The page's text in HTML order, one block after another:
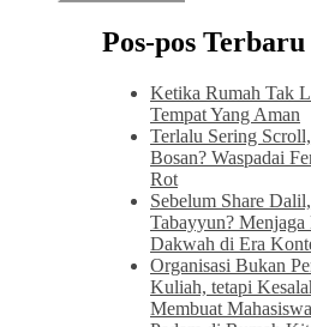
Pos-pos Terbaru
Ketika Rumah Tak
Tempat Yang Aman
Terlalu Sering
Bosan? Waspadai
Rot
Sebelum Share
Tabayyun? Menjaga
Dakwah di Era
Organisasi Bukan
Kuliah, tetapi
Membuat